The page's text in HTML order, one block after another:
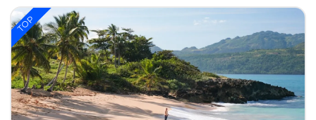
TOP